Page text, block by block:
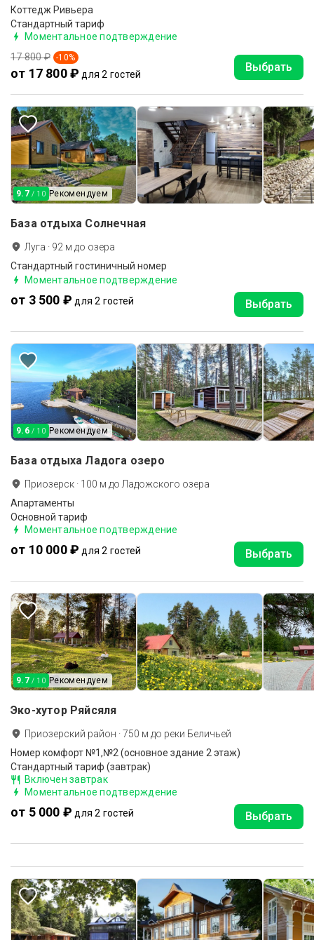
Коттедж Ривьера
Стандартный тариф
Моментальное подтверждение
17 800 ₽ -10%
от 17 800 ₽ для 2 гостей
Выбрать
9.7 / 10 Рекомендуем
База отдыха Солнечная
Луга · 92 м до озера
Стандартный гостиничный номер
Моментальное подтверждение
от 3 500 ₽ для 2 гостей Выбрать
9.6 / 10 Рекомендуем
База отдыха Ладога озеро
Приозерск · 100 м до Ладожского озера
Апартаменты
Основной тариф
Моментальное подтверждение
от 10 000 ₽ для 2 гостей Выбрать
9.7 / 10 Рекомендуем
Эко-хутор Ряйсяля
Приозерский район ·750 м до реки Беличьей
Номер комфорт №1,№2 (основное здание 2 этаж)
Стандартный тариф (завтрак)
Включен завтрак
Моментальное подтверждение
от 5 000 ₽ для 2 гостей Выбрать